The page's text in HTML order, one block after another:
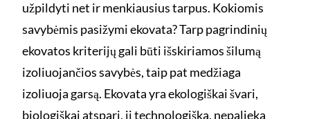
užpildyti net ir menkiausius tarpus. Kokiomis
savybėmis pasižymi ekovata? Tarp pagrindinių
ekovatos kriterijų gali būti išskiriamos šilumą
izoliuojančios savybės, taip pat medžiaga
izoliuoja garsą. Ekovata yra ekologiškai švari,
biologiškai atspari, ji technologiška, nepalieka